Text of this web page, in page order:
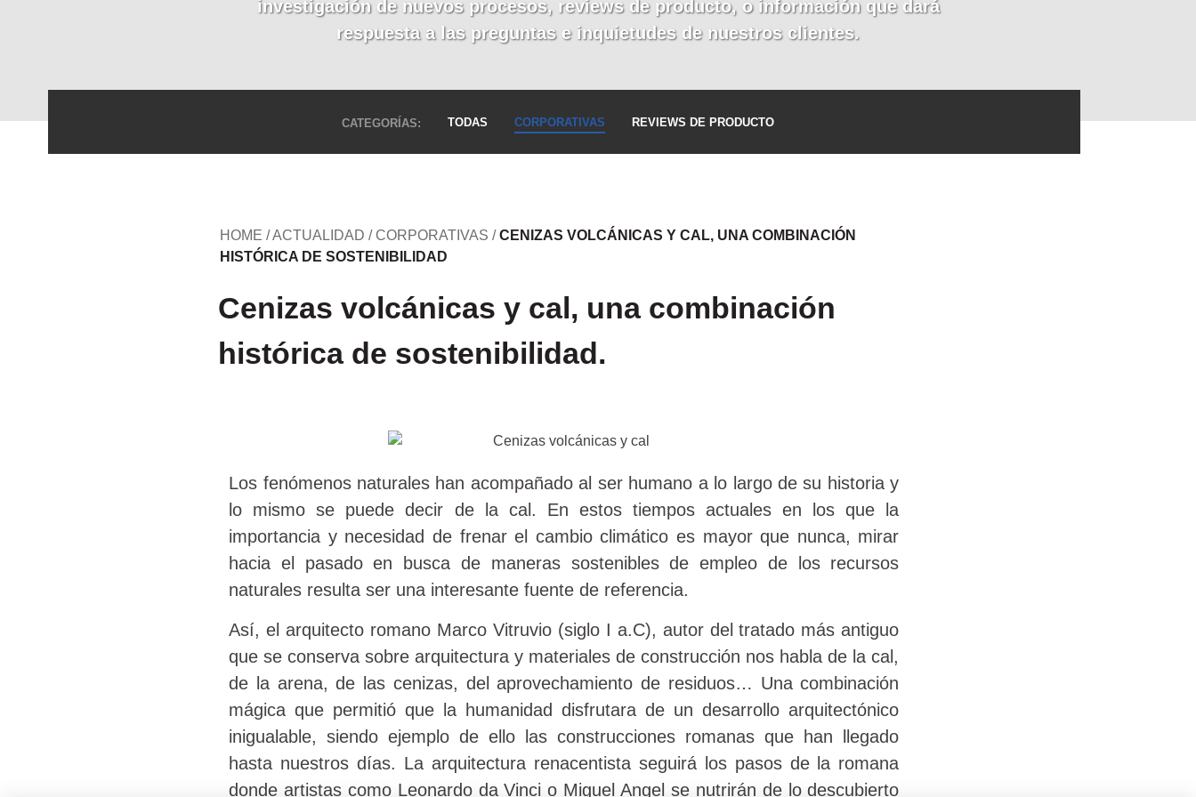
investigación de nuevos procesos, reviews de producto, o información que dará
respuesta a las preguntas e inquietudes de nuestros clientes.
CATEGORÍAS: TODAS CORPORATIVAS REVIEWS DE PRODUCTO
HOME /ACTUALIDAD / CORPORATIVAS /CENIZAS VOLCÁNICAS Y CAL, UNA COMBINACIÓN
HISTÓRICA DE SOSTENIBILIDAD
Cenizas volcánicas y cal, una combinación
histórica de sostenibilidad.
Los fenómenos naturales han acompañado al ser humano a lo largo de su historia y
lo mismo se puede decir de la cal. En estos tiempos actuales en los que la
importancia y necesidad de frenar el cambio climático es mayor que nunca, mirar
hacia el pasado en busca de maneras sostenibles de empleo de los recursos
naturales resulta ser una interesante fuente de referencia.
Así, el arquitecto romano Marco Vitruvio (siglo I a.C), autor del tratado más antiguo
que se conserva sobre arquitectura y materiales de construcción nos habla de la cal,
de la arena, de las cenizas, del aprovechamiento de residuos… Una combinación
mágica que permitió que la humanidad disfrutara de un desarrollo arquitectónico
inigualable, siendo ejemplo de ello las construcciones romanas que han llegado
hasta nuestros días. La arquitectura renacentista seguirá los pasos de la romana
donde artistas como Leonardo da Vinci o Miguel Angel se nutrirán de lo descubierto